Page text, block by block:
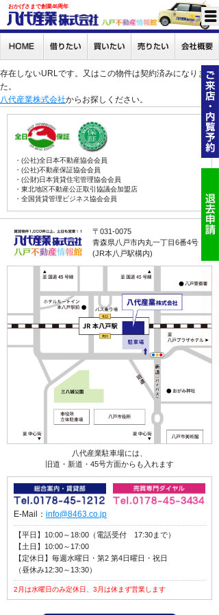
おかげさまで創業46周年
存在しないURLです。又はこの物件は契約済みになりまし
た。
八代産業株式会社からお探しください。
・(公社)全日本不動産協会会員
・(公社)不動産保証協会会員
・(公財)日本賃貸住宅管理協会会員
・東北地区不動産公正取引協議会加盟店
・全国賃貸管理ビジネス協会会員
〒031-0075
青森県八戸市内丸一丁目6番4号
(JR本八戸駅構内)
八代産業駐車場には、
旧道・新道・45号方面からも入れます
E-Mail： info@8463.co.jp
【平日】10:00～18:00（電話受付 17:30まで）
【土日】10:00～17:00
【定休日】毎週水曜日・第2 第4日曜日・祝日
（昼休み12:30～13:30）
2月は水曜日のみ定休日、3月は休まず営業します